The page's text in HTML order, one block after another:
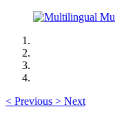
< Previous > Next